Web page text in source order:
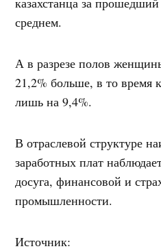
среднем.
А в разрезе полов
21,2% больше, в то время
лишь на 9,4%.
В отраслевой структуре
заработных плат
досуга, финансовой и
промышленности.
Источник: